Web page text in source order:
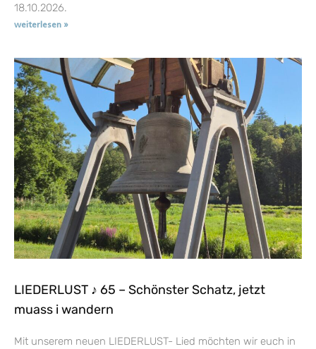
18.10.2026.
weiterlesen »
LIEDERLUST ♪ 65 – Schönster Schatz, jetzt
muass i wandern
Mit unserem neuen LIEDERLUST- Lied möchten wir euch in